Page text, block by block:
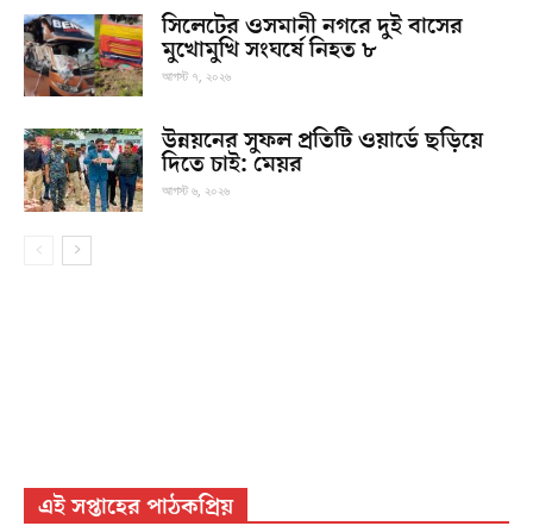
সিলেটের ওসমানী নগরে দুই বাসের
মুখোমুখি সংঘর্ষে নিহত ৮
আগস্ট ৭, ২০২৬
উন্নয়নের সুফল প্রতিটি ওয়ার্ডে ছড়িয়ে
দিতে চাই: মেয়র
আগস্ট ৬, ২০২৬
এই সপ্তাহের পাঠকপ্রিয়